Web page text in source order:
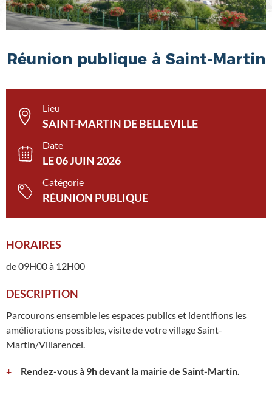
Réunion publique à Saint-Martin
Lieu
SAINT-MARTIN DE BELLEVILLE
Date
LE 06 JUIN 2026
Catégorie
RÉUNION PUBLIQUE
HORAIRES
de 09H00 à 12H00
DESCRIPTION
Parcourons ensemble les espaces publics et identifions les
améliorations possibles, visite de votre village Saint-
Martin/Villarencel.
Rendez-vous à 9h devant la mairie de Saint-Martin.